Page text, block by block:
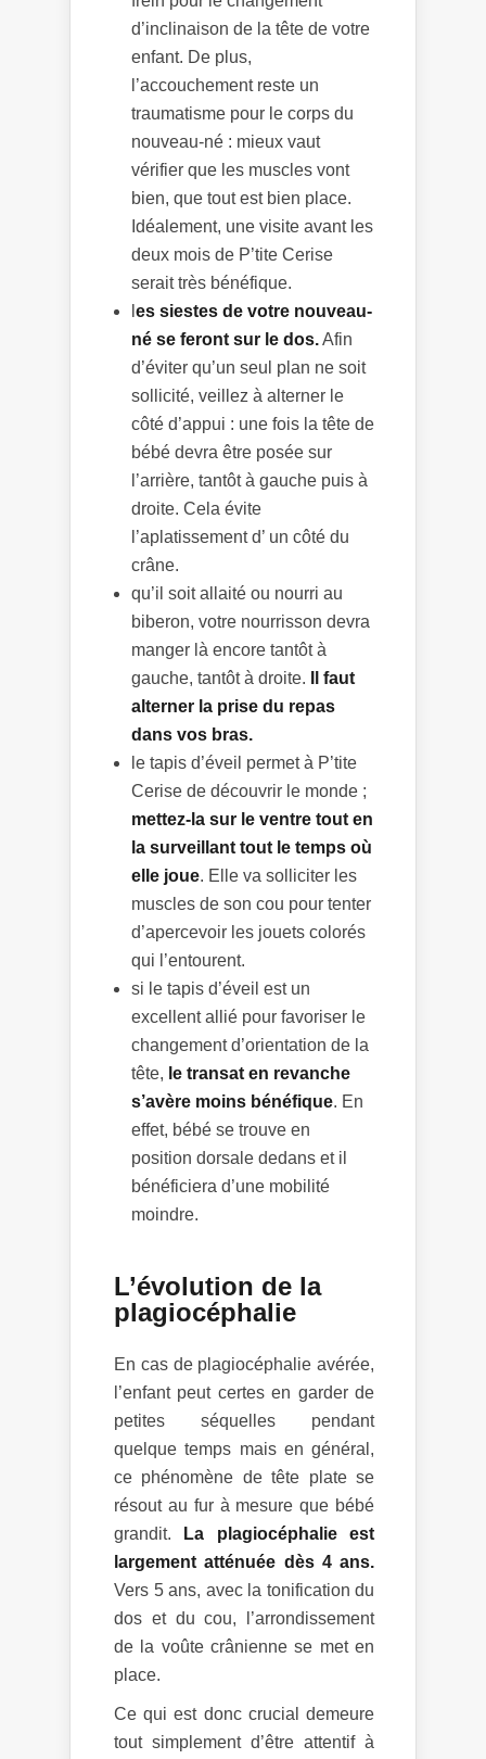
d’inclinaison de la tête de votre
enfant. De plus,
l’accouchement reste un
traumatisme pour le corps du
nouveau-né : mieux vaut
vérifier que les muscles vont
bien, que tout est bien place.
Idéalement, une visite avant les
deux mois de P’tite Cerise
serait très bénéfique.
es siestes de votre nouveau-
né se feront sur le dos.Afin
d’éviter qu’un seul plan ne soit
sollicité, veillez à alterner le
côté d’appui : une fois la tête de
bébé devra être posée sur
l’arrière, tantôt à gauche puis à
droite. Cela évite
l’aplatissement d’ un côté du
crâne.
qu’il soit allaité ou nourri au
biberon, votre nourrisson devra
manger là encore tantôt à
gauche, tantôt à droite.
Il faut
alterner la prise du repas
dans vos bras.
le tapis d’éveil permet à P’tite
Cerise de découvrir le monde ;
mettez-la sur le ventre tout en
la surveillant tout le temps où
elle joue. Elle va solliciter les
muscles de son cou pour tenter
d’apercevoir les jouets colorés
qui l’entourent.
si le tapis d’éveil est un
excellent allié pour favoriser le
changement d’orientation de la
tête, le transat en revanche
s’avère moins bénéfique. En
effet, bébé se trouve en
position dorsale dedans et il
bénéficiera d’une mobilité
moindre.
L’évolution de la
plagiocéphalie
En cas de plagiocéphalie avérée,
l’enfant peut certes en garder de
petites séquelles pendant
quelque temps mais en général,
ce phénomène de tête plate se
résout au fur à mesure que bébé
grandit. La plagiocéphalie est
largement atténuée dès 4 ans.
Vers 5 ans, avec la tonification du
dos et du cou, l’arrondissement
de la voûte crânienne se met en
place.
Ce qui est donc crucial demeure
tout simplement d’être attentif à